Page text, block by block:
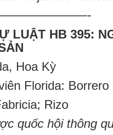
LUẬT HB 395:
Hoa Kỳ
Florida: Borrero
Rizo
quốc hội thông